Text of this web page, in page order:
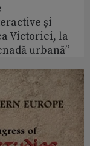
și
Victoriei, la
urbană”